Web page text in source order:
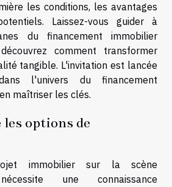
les conditions, les avantages
Laissez-vous guider à
du financement immobilier
comment transformer
tangible. L'invitation est lancée
l'univers du financement
maîtriser les clés.
options de
immobilier sur la scène
une connaissance